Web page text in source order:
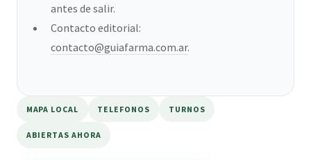
antes de salir.
Contacto editorial:
contacto@guiafarma.com.ar.
MAPA LOCAL TELEFONOS TURNOS
ABIERTAS AHORA